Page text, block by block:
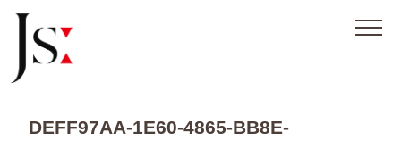
DEFF97AA-1E60-4865-BB8E-